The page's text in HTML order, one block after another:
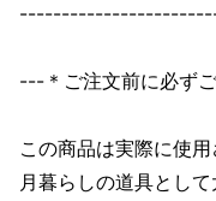
---＊ご注文前に必ず
この商品は実際に使
月暮らしの道具とし